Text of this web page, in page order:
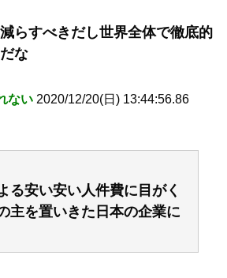
らすべきだし世界全体で徹底的
な
ない 2020/12/20(日) 13:44:56.86
る安い安い人件費に目がく
主を置いきた日本の企業に